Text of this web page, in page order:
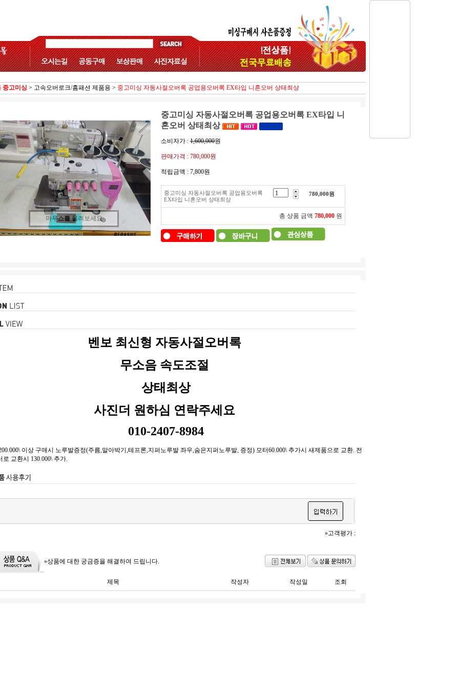
중고미싱 > 고속오버로크/홈패션 제품용 > 중고미싱 자동사절오버록 공업용오버록 EX타입 니혼오버 상태최상
마우스를 올려보세요
중고미싱 자동사절오버록 공업용오버록 EX타입 니
혼오버 상태최상
소비자가 : 1,600,000원
판매가격 : 780,000원
적립금액 : 7,800원
중고미싱 자동사절오버록 공업용오버록
EX타입 니혼오버 상태최상
780,000원
총 상품 금액 780,000 원
벤보 최신형 자동사절오버록
무소음 속도조절
상태최상
사진더 원하심 연락주세요
010-2407-8984
이상 구매시 노루발증정(주름,말아박기,테프론,지퍼노루발 좌우,숨은지퍼노루발, 증정) 모터60.000\ 추가시 새제품으로 교환. 전
교환시 130.000\ 추가.
»고객평가 :
»상품에 대한 궁금증을 해결하여 드립니다.
제목 작성자 작성일 조회